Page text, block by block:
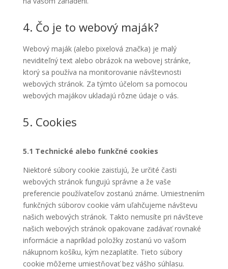
4. Čo je to webový maják?
Webový maják (alebo pixelová značka) je malý
neviditeľný text alebo obrázok na webovej stránke,
ktorý sa používa na monitorovanie návštevnosti
webových stránok. Za týmto účelom sa pomocou
webových majákov ukladajú rôzne údaje o vás.
5. Cookies
5.1 Technické alebo funkčné cookies
Niektoré súbory cookie zaisťujú, že určité časti
webových stránok fungujú správne a že vaše
preferencie používateľov zostanú známe. Umiestnením
funkčných súborov cookie vám uľahčujeme návštevu
našich webových stránok. Takto nemusíte pri návšteve
našich webových stránok opakovane zadávať rovnaké
informácie a napríklad položky zostanú vo vašom
nákupnom košíku, kým nezaplatíte. Tieto súbory
cookie môžeme umiestňovať bez vášho súhlasu.